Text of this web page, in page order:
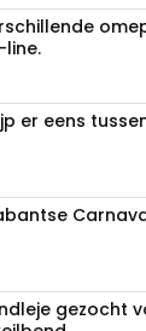
line.
er eens
gezocht